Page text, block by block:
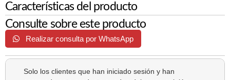
Características del producto
Consulte sobre este producto
Realizar consulta por WhatsApp
Solo los clientes que han iniciado sesión y han